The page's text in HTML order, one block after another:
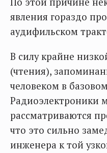
явления гораздо
аудифильском
В силу крайне
(чтения),
человеком в
Радиоэлектроники
рассматриваются
что это сильно
инженера к той